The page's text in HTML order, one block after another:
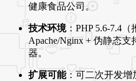
健康食品公司。
技术环境：PHP 5.6-7.4（
Apache/Nginx + 伪静态支
器。
扩展可能：可二次开发增